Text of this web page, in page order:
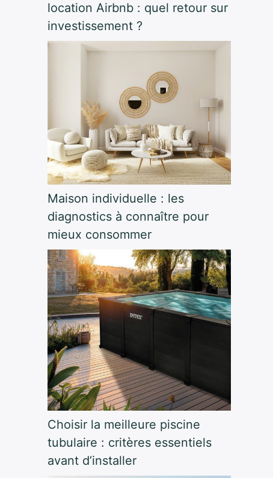
location Airbnb : quel retour sur
investissement ?
Maison individuelle : les
diagnostics à connaître pour
mieux consommer
Choisir la meilleure piscine
tubulaire : critères essentiels
avant d’installer